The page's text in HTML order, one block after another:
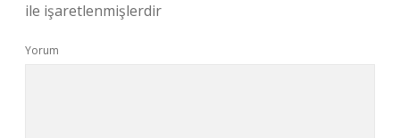
ile işaretlenmişlerdir
Yorum